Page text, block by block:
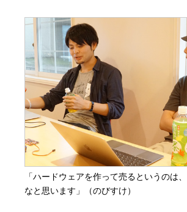
「ハードウェアを作って売るというのは
なと思います」（のびすけ）